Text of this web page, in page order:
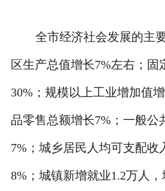
全市经济社会发展的主
区生产总值增长7%左右；固
30%；规模以上工业增加值
品零售总额增长7%；一般公
7%；城乡居民人均可支配收
8%；城镇新增就业1.2万人